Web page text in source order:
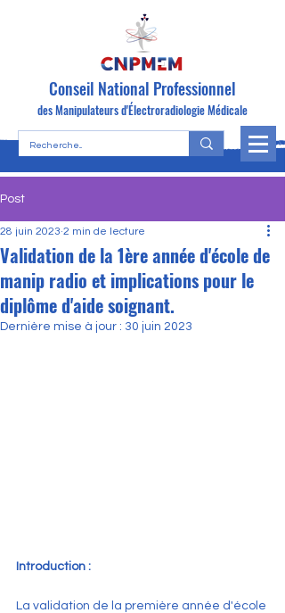
Conseil National Professionnel
des Manipulateurs d'Électroradiologie Médicale
Post
Validation de la 1ère année d'école de
manip radio et implications pour le
diplôme d'aide soignant.
28 juin 2023 2 min de lecture
Dernière mise à jour : 30 juin 2023
Introduction :
La validation de la première année d'école